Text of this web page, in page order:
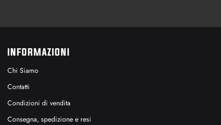
INFORMAZIONI
Chi Siamo
Contatti
Condizioni di vendita
Consegna, spedizione e resi